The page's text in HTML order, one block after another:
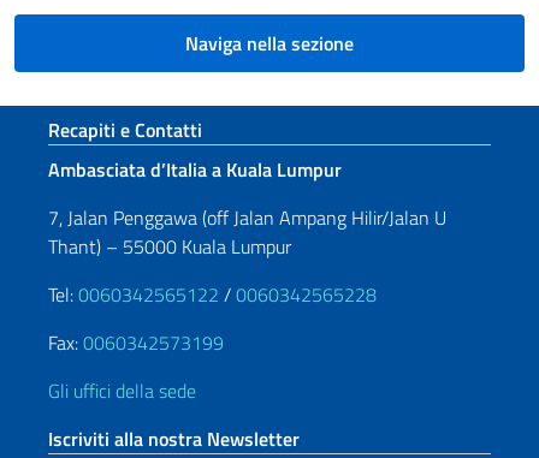
Naviga nella sezione
Sezione footer
Recapiti e Contatti
Ambasciata d’Italia a Kuala Lumpur
7, Jalan Penggawa (off Jalan Ampang Hilir/Jalan U
Thant) – 55000 Kuala Lumpur
Tel:0060342565122 /0060342565228
Fax:0060342573199
Gli uffici della sede
Iscriviti alla nostra Newsletter